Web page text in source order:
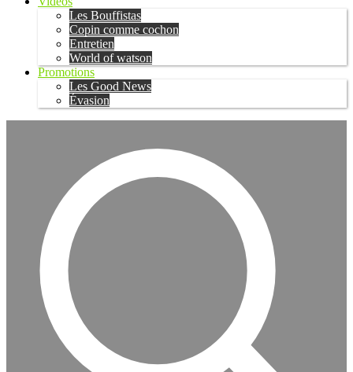
Les Bouffistas
Copin comme cochon
Entretien
World of watson
Promotions
Les Good News
Évasion